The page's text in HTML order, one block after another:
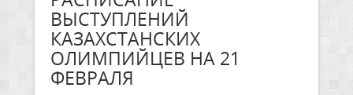
ВЫСТУПЛЕНИЙ
КАЗАХСТАНСКИХ
ОЛИМПИЙЦЕВ НА 21
ФЕВРАЛЯ